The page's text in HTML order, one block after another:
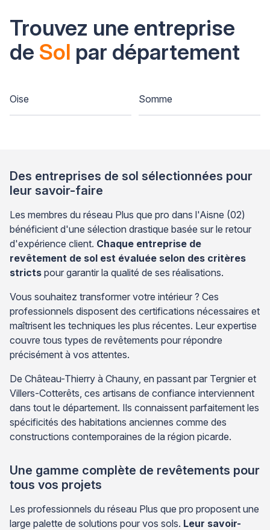
Trouvez une entreprise
de Sol par département
Oise Somme
Des entreprises de sol sélectionnées pour
leur savoir-faire
Les membres du réseau Plus que pro dans l'Aisne (02)
bénéficient d'une sélection drastique basée sur le retour
d'expérience client. Chaque entreprise de
revêtement de sol est évaluée selon des critères
stricts pour garantir la qualité de ses réalisations.
Vous souhaitez transformer votre intérieur ? Ces
professionnels disposent des certifications nécessaires et
maîtrisent les techniques les plus récentes. Leur expertise
couvre tous types de revêtements pour répondre
précisément à vos attentes.
De Château-Thierry à Chauny, en passant par Tergnier et
Villers-Cotterêts, ces artisans de confiance interviennent
dans tout le département. Ils connaissent parfaitement les
spécificités des habitations anciennes comme des
constructions contemporaines de la région picarde.
Une gamme complète de revêtements pour
tous vos projets
Les professionnels du réseau Plus que pro proposent une
large palette de solutions pour vos sols. Leur savoir-